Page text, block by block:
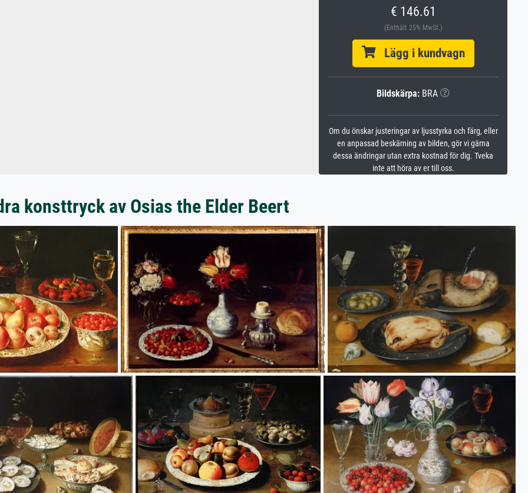
€ 146.61
(Enthält 25% MwSt.)
Lägg i kundvagn
Bildskärpa: BRA
Om du önskar justeringar av ljusstyrka och färg, eller
en anpassad beskärning av bilden, gör vi gärna
dessa ändringar utan extra kostnad för dig. Tveka
inte att höra av er till oss.
konsttryck av Osias the Elder Beert